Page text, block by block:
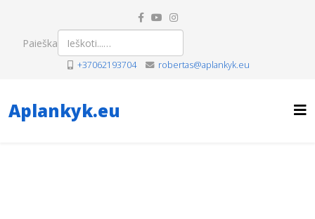
Paieška
+37062193704 robertas@aplankyk.eu
Aplankyk.eu